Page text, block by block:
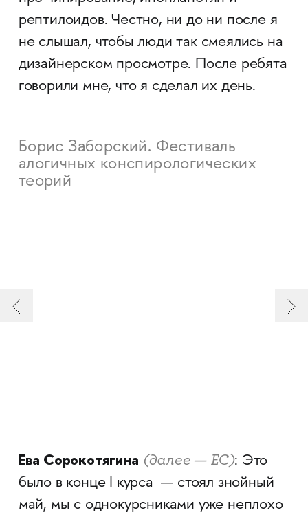
рептилоидов. Честно, ни до ни после я
не слышал, чтобы люди так смеялись на
дизайнерском просмотре. После ребята
говорили мне, что я сделал их день.
Борис Заборский. Фестиваль
алогичных конспирологических
теорий
Ева Сорокотягина (далее — ЕС): Это
было в конце I курса — стоял знойный
май, мы с однокурсниками уже неплохо